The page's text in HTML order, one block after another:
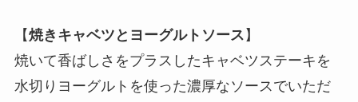
【焼きキャベツとヨーグルトソース 】
焼いて香ばしさをプラスしたキャベツステーキを
水切りヨーグルトを使った濃厚なソースでいただ